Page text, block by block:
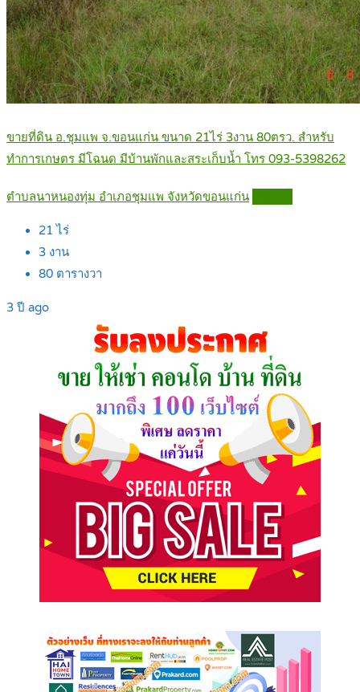
ขายที่ดิน อ.ชุมแพ จ.ขอนแก่น ขนาด 21ไร่ 3งาน 80ตรว. สำหรับ
ทำการเกษตร มีโฉนด มีบ้านพักและสระเก็บน้ำ โทร 093-5398262
ตำบลนาหนองทุ่ม อำเภอชุมแพ จังหวัดขอนแก่น
21 ไร่
3 งาน
80 ตารางวา
3 ปี ago